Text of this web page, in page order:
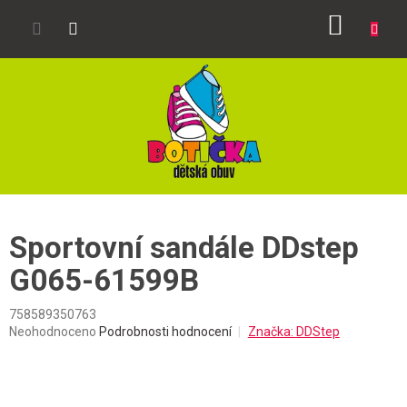
Sportovní sandále DDstep
G065-61599B
758589350763
Průměrné
Neohodnoceno Podrobnosti hodnocení Značka: DDStep